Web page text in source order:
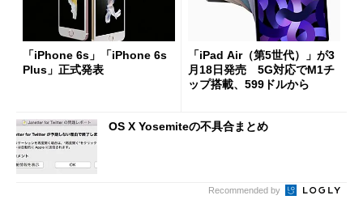
「iPhone 6s」「iPhone 6s
Plus」正式発表
「iPad Air（第5世代）」が3
月18日発売 5G対応でM1チ
ップ搭載、599ドルから
OS X Yosemiteの不具合まとめ
Recommended by